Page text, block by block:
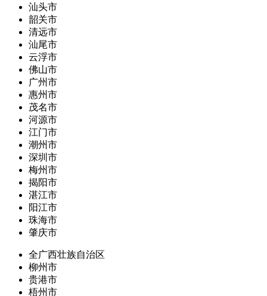
汕头市
韶关市
清远市
汕尾市
云浮市
佛山市
广州市
惠州市
茂名市
河源市
江门市
潮州市
深圳市
梅州市
揭阳市
湛江市
阳江市
珠海市
肇庆市
全广西壮族自治区
柳州市
贵港市
梧州市